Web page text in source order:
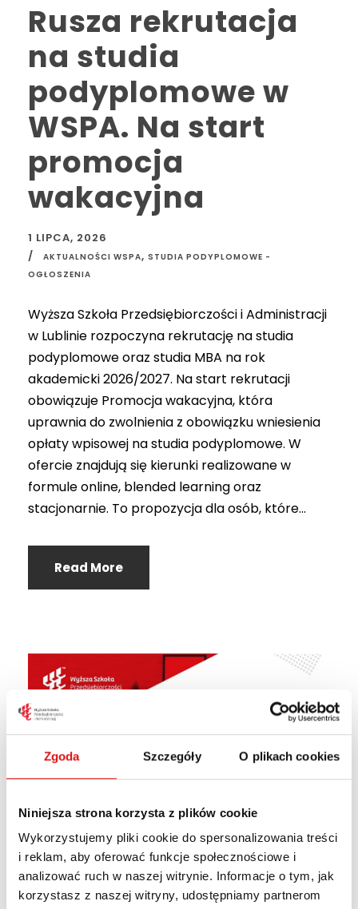
Zgoda Szczegóły O plikach cookies
Niniejsza strona korzysta z plików cookie
Wykorzystujemy pliki cookie do spersonalizowania treści
i reklam, aby oferować funkcje społecznościowe i
analizować ruch w naszej witrynie. Informacje o tym, jak
korzystasz z naszej witryny, udostępniamy partnerom
Rusza rekrutacja
na studia
podyplomowe w
WSPA. Na start
promocja
wakacyjna
1 LIPCA, 2026
AKTUALNOŚCI WSPA, STUDIA PODYPLOMOWE -
OGŁOSZENIA
Wyższa Szkoła Przedsiębiorczości i Administracji
w Lublinie rozpoczyna rekrutację na studia
podyplomowe oraz studia MBA na rok
akademicki 2026/2027. Na start rekrutacji
obowiązuje Promocja wakacyjna, która
uprawnia do zwolnienia z obowiązku wniesienia
opłaty wpisowej na studia podyplomowe. W
ofercie znajdują się kierunki realizowane w
formule online, blended learning oraz
stacjonarnie. To propozycja dla osób, które...
Read More
Zmiana
organizacji pracy